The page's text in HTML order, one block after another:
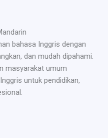
bahasa Inggris dengan
dan mudah dipahami.
masyarakat umum
untuk pendidikan,